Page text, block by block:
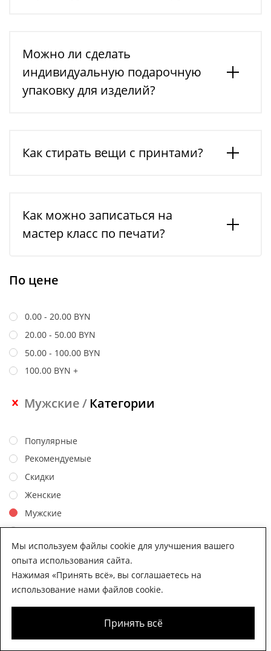
Мы используем файлы cookie для улучшения вашего
опыта использования сайта.
Нажимая «Принять всё», вы соглашаетесь на
использование нами файлов cookie.
Принять всё
Можно ли сделать
индивидуальную подарочную
упаковку для изделий?
Как стирать вещи с принтами?
Как можно записаться на
мастер класс по печати?
По цене
0.00 - 20.00 BYN
20.00 - 50.00 BYN
50.00 - 100.00 BYN
100.00 BYN +
Мужские Категории
Популярные
Рекомендуемые
Скидки
Женские
Мужские
Печать на текстиле
Сумки шопперы
Фартуки и передники